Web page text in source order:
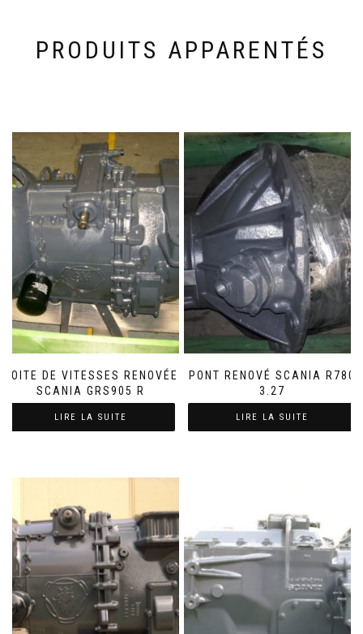
PRODUITS APPARENTÉS
BOITE DE VITESSES RENOVÉE
SCANIA GRS905 R
LIRE LA SUITE
PONT RENOVÉ SCANIA R780
3.27
LIRE LA SUITE